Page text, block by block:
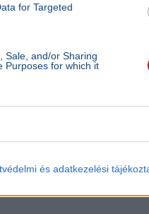
for Targeted
Sale, and/or Sharing
Purposes for which it
és adatkezelési
bír aludni a